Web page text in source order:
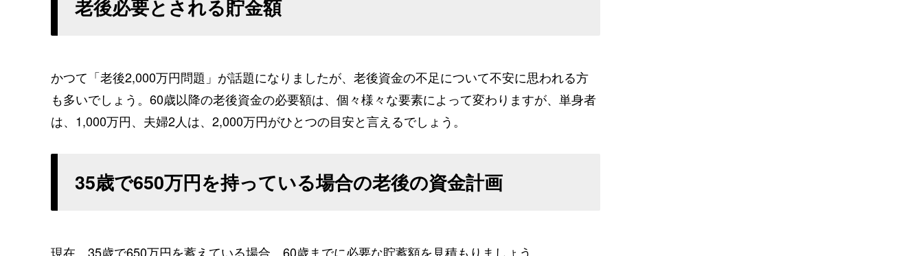
老後必要とされる貯金額
かつて「老後2,000万円問題」が話題になりましたが、老後資金の不足について不安に思われる方
も多いでしょう。60歳以降の老後資金の必要額は、個々様々な要素によって変わりますが、単身者
は、1,000万円、夫婦2人は、2,000万円がひとつの目安と言えるでしょう。
35歳で650万円を持っている場合の老後の資金計画
現在、35歳で650万円を蓄えている場合、60歳までに必要な貯蓄額を見積もりましょう。